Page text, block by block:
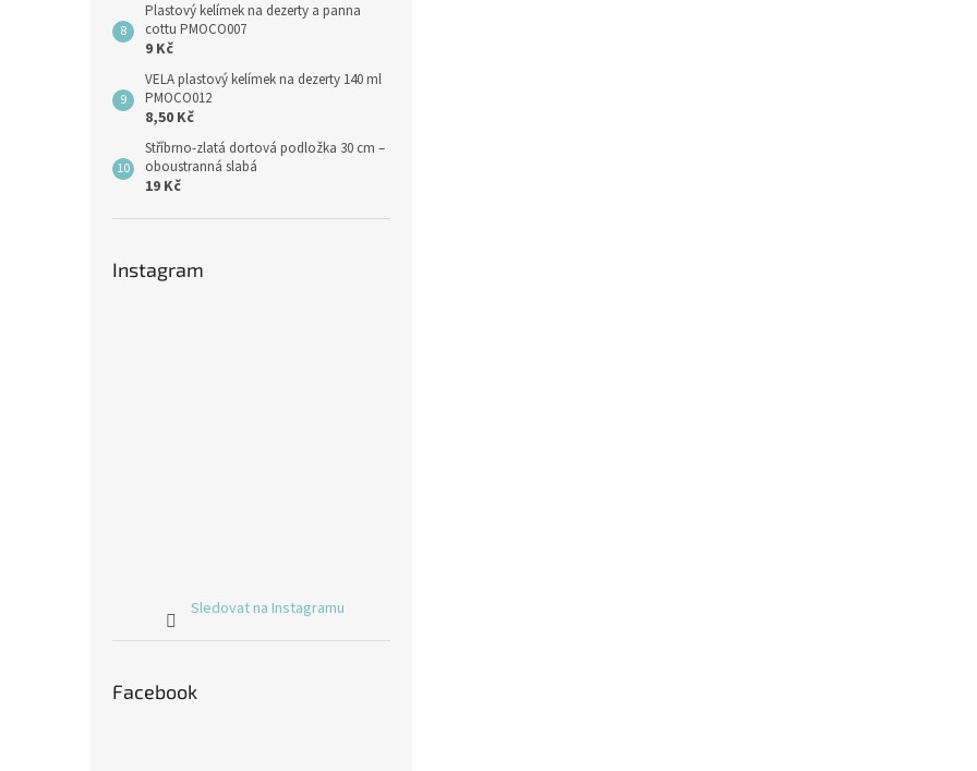
Plastový kelímek na dezerty a panna
cottu PMOCO007
9 Kč
VELA plastový kelímek na dezerty 140 ml
PMOCO012
8,50 Kč
Stříbrno-zlatá dortová podložka 30 cm –
oboustranná slabá
19 Kč
Instagram
Sledovat na Instagramu
Facebook